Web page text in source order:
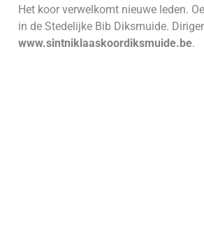
Het koor verwelkomt nieuwe leden.
in de Stedelijke Bib Diksmuide.
www.sintniklaaskoordiksmuide.be.